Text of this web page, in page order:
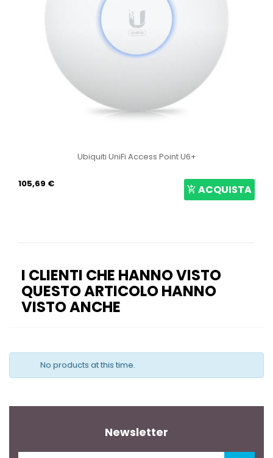
Ubiquiti UniFi Access Point U6+
105,69 € ACQUISTA
I CLIENTI CHE HANNO VISTO
QUESTO ARTICOLO HANNO
VISTO ANCHE
No products at this time.
Newsletter